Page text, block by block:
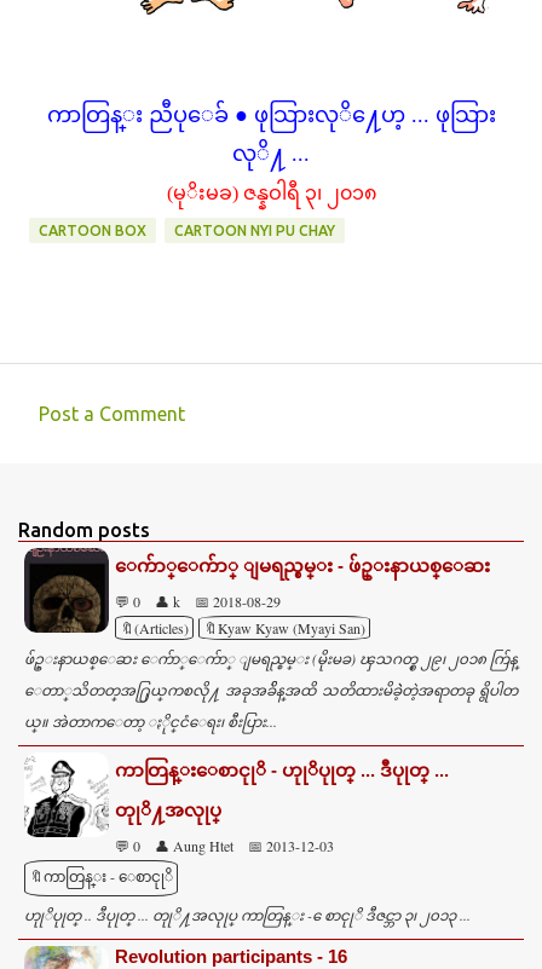
ကာတြန္း ညီပုေခ် ● ဖုသြားလုိ႔ေဟ့ ... ဖုသြား
လုိ႔ ...
(မုိးမခ) ဇန္နဝါရီ ၃၊ ၂၀၁၈
CARTOON BOX CARTOON NYI PU CHAY
m
e
n
s
Post a Comment
Random posts
ေက်ာ္ေက်ာ္ ျမရည္စမ္း - ဖ်ဥ္းနာယစ္ေဆး
💬 0 👤 k
📅 2018-08-29
🔖(Articles)
🔖Kyaw Kyaw (Myayi San)
ဖ်ဥ္းနာယစ္ေဆး ေက်ာ္ေက်ာ္ ျမရည္စမ္း (မိုးမခ) ၾသဂတ္စ္ ၂၉၊ ၂၀၁၈ က်ြန္​​
ေတာ္​သိတတ္​အ႐ြယ္​ကစလို႔ အခုအခ်ိန္​အထိ သတိထားမိခဲဲ့တဲ့အရာတ​ခု ရွိပါတ
ယ္​။ အဲတာက​ေတာ့ ႏိုင္​ငံ​ေရး၊ စီးပြား...
ကာတြန္းေစာငုုိ - ဟုုိပုုတ္ ... ဒီပုုတ္ ...
တုုိ႔အလုုပ္
💬 0 👤 Aung Htet
📅 2013-12-03
🔖ကာတြန္း - ေစာငုုိ
ဟုုိပုုတ္ .. ဒီပုုတ္ ... တုုိ႔အလုုပ္ ကာတြန္း - ေစာငုုိ ဒီဇင္ဘာ ၃၊ ၂၀၁၃ ...
Revolution participants - 16